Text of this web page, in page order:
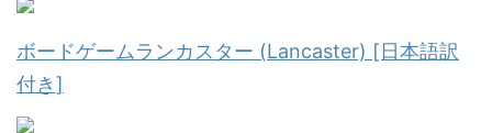
ボードゲームランカスター (Lancaster) [日本語訳
付き]